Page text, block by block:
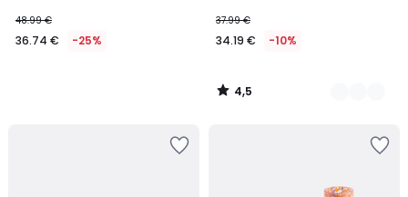
48.99 €
36.74 € -25%
37.99 €
34.19 € -10%
4,5
/